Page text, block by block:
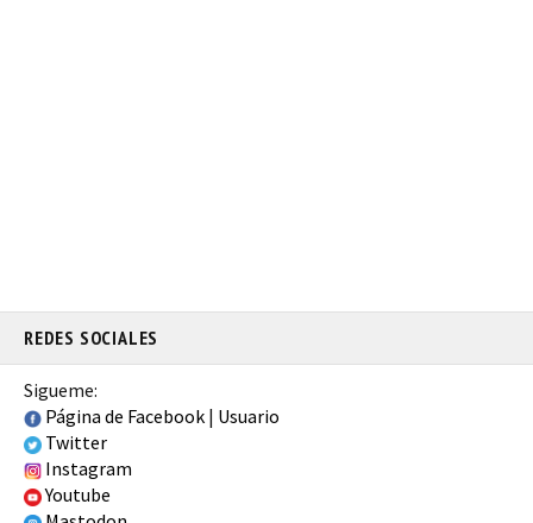
REDES SOCIALES
Sigueme:
Página de Facebook | Usuario
Twitter
Instagram
Youtube